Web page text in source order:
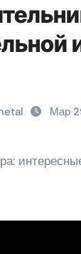
Мар